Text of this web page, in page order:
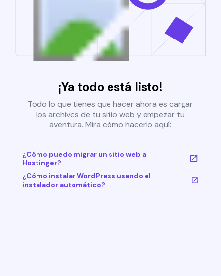
¡Ya todo está listo!
Todo lo que tienes que hacer ahora es cargar
los archivos de tu sitio web y empezar tu
aventura. Mira cómo hacerlo aquí:
¿Cómo puedo migrar un sitio web a
Hostinger?
¿Cómo instalar WordPress usando el
instalador automático?